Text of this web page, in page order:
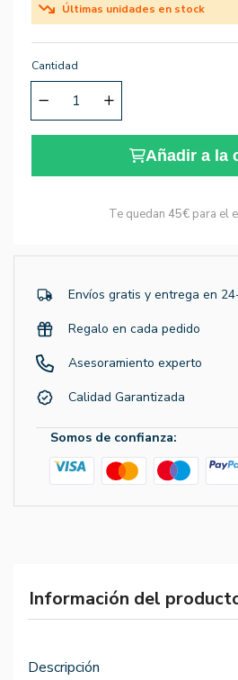
Últimas unidades en stock
Cantidad
Añadir a la
Te quedan 45€ para el
Envíos gratis y entrega en
Regalo en cada pedido
Asesoramiento experto
Calidad Garantizada
Somos de confianza:
Información del
Descripción